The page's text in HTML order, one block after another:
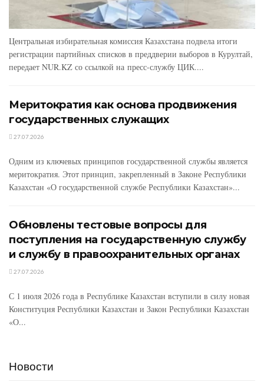
Центральная избирательная комиссия Казахстана подвела итоги
регистрации партийных списков в преддверии выборов в Курултай,
передает NUR.KZ со ссылкой на пресс-службу ЦИК....
Меритократия как основа продвижения
государственных служащих
27.07.2026
Одним из ключевых принципов государственной службы является
меритократия. Этот принцип, закрепленный в Законе Республики
Казахстан «О государственной службе Республики Казахстан»...
Обновлены тестовые вопросы для
поступления на государственную службу
и службу в правоохранительных органах
27.07.2026
С 1 июля 2026 года в Республике Казахстан вступили в силу новая
Конституция Республики Казахстан и Закон Республики Казахстан
«О...
Новости